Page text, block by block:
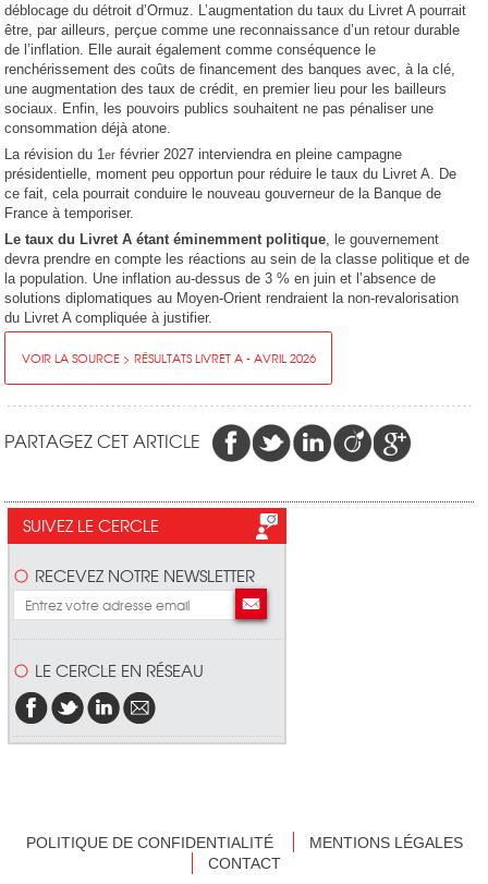
déblocage du détroit d’Ormuz. L’augmentation du taux du Livret A pourrait
être, par ailleurs, perçue comme une reconnaissance d’un retour durable
de l’inflation. Elle aurait également comme conséquence le
renchérissement des coûts de financement des banques avec, à la clé,
une augmentation des taux de crédit, en premier lieu pour les bailleurs
sociaux. Enfin, les pouvoirs publics souhaitent ne pas pénaliser une
consommation déjà atone.
La révision du 1er février 2027 interviendra en pleine campagne
présidentielle, moment peu opportun pour réduire le taux du Livret A. De
ce fait, cela pourrait conduire le nouveau gouverneur de la Banque de
France à temporiser.
Le taux du Livret A étant éminemment politique, le gouvernement
devra prendre en compte les réactions au sein de la classe politique et de
la population. Une inflation au-dessus de 3 % en juin et l’absence de
solutions diplomatiques au Moyen-Orient rendraient la non-revalorisation
du Livret A compliquée à justifier.
VOIR LA SOURCE > RÉSULTATS LIVRET A - AVRIL 2026
PARTAGEZ CET ARTICLE
SUIVEZ LE CERCLE
RECEVEZ NOTRE NEWSLETTER
LE CERCLE EN RÉSEAU
POLITIQUE DE CONFIDENTIALITÉ
MENTIONS LÉGALES
CONTACT